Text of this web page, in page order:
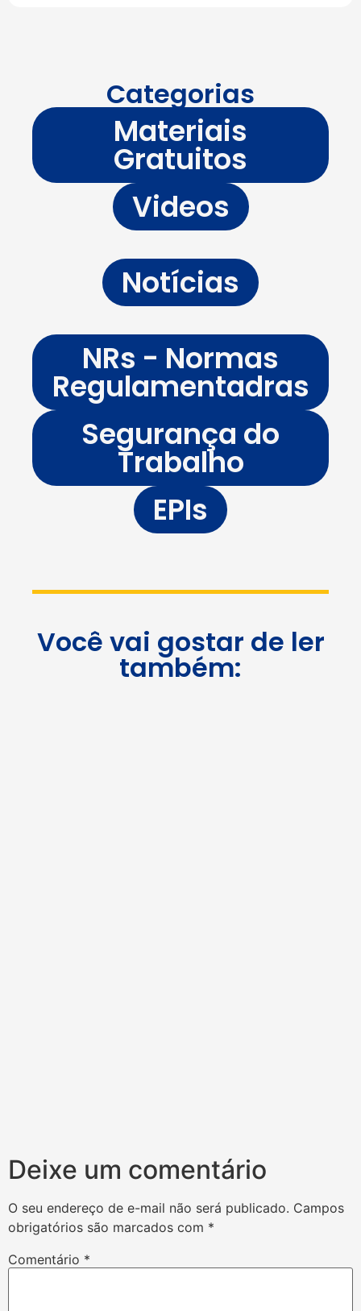
Categorias
Materiais
Gratuitos
Videos
Notícias
NRs - Normas
Regulamentadras
Segurança do
Trabalho
EPIs
Você vai gostar de ler
também:
Deixe um comentário
O seu endereço de e-mail não será publicado. Campos
obrigatórios são marcados com *
Comentário *